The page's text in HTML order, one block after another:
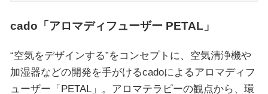
cado「アロマディフューザー PETAL」
“空気をデザインする”をコンセプトに、空気清浄機や
加湿器などの開発を手がけるcadoによるアロマディフ
ューザー「PETAL」。アロマテラピーの観点から、環